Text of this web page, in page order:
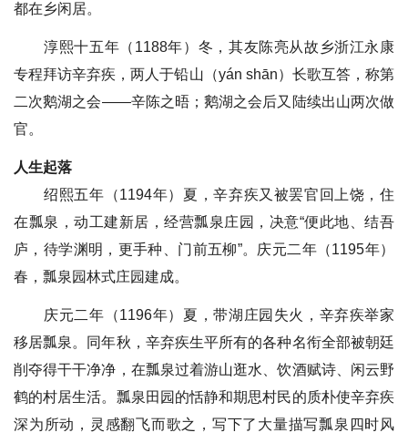
都在乡闲居。
淳熙十五年（1188年）冬，其友陈亮从故乡浙江永康
专程拜访辛弃疾，两人于铅山（yán shān）长歌互答，称第
二次鹅湖之会——辛陈之晤；鹅湖之会后又陆续出山两次做
官。
人生起落
绍熙五年（1194年）夏，辛弃疾又被罢官回上饶，住
在瓢泉，动工建新居，经营瓢泉庄园，决意“便此地、结吾
庐，待学渊明，更手种、门前五柳”。庆元二年（1195年）
春，瓢泉园林式庄园建成。
庆元二年（1196年）夏，带湖庄园失火，辛弃疾举家
移居瓢泉。同年秋，辛弃疾生平所有的各种名衔全部被朝廷
削夺得干干净净，在瓢泉过着游山逛水、饮酒赋诗、闲云野
鹤的村居生活。瓢泉田园的恬静和期思村民的质朴使辛弃疾
深为所动，灵感翻飞而歌之，写下了大量描写瓢泉四时风